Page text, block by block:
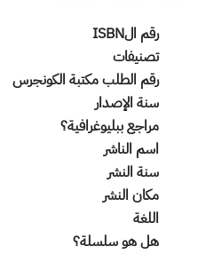
رقم الISBN
تصنيفات
رقم الطلب مكتبة الكونجرس
سنة الإصدار
مراجع ببليوغرافية؟
اسم الناشر
سنة النشر
مكان النشر
اللغة
هل هو سلسلة؟